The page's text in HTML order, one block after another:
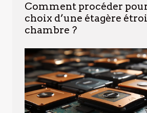
Comment procéder
choix d’une étagère
chambre ?